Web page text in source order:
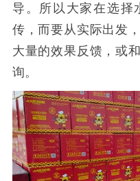
导。所以大家在选择
传，而要从实际出发
大量的效果反馈，或
询。